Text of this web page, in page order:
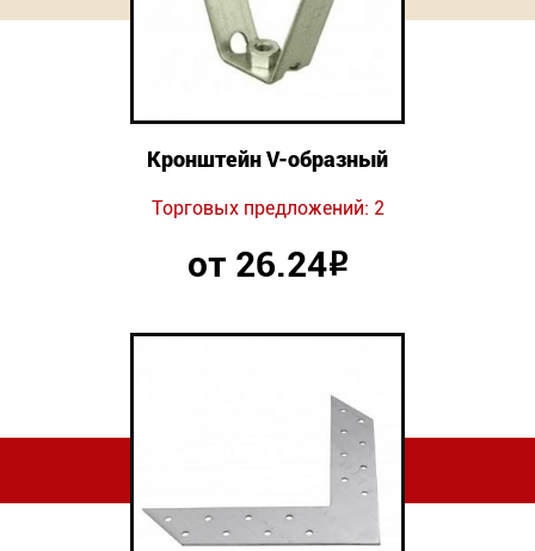
Кронштейн V-образный
Торговых предложений: 2
от 26.24Р